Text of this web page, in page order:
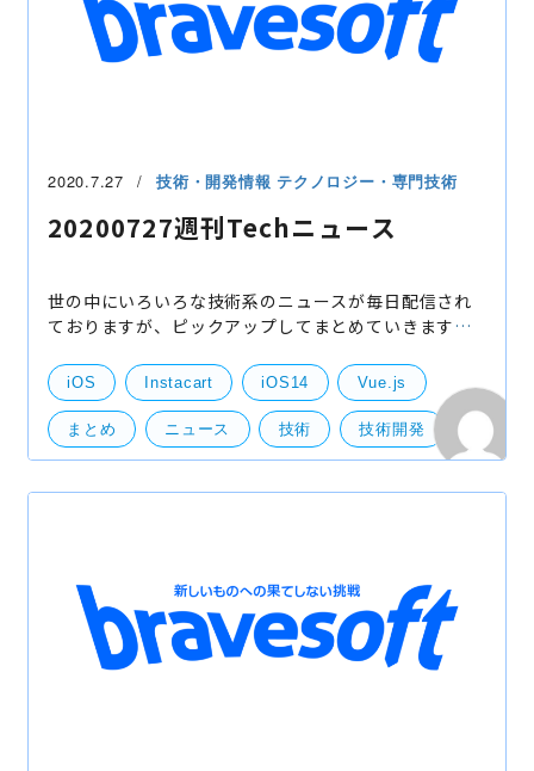
2020.7.27 技術・開発情報 テクノロジー・専門技術
20200727週刊Techニュース
世の中にいろいろな技術系のニュースが毎日配信され
ておりますが、ピックアップしてまとめていきます。
でのIDFAに関してですが、トラッキングID取得前の
iOS Instacart iOS14 Vue.js
まとめ ニュース 技術 技術開発